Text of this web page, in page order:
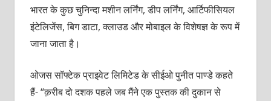
भारत के कुछ चुनिन्दा मशीन लर्निंग, डीप लर्निंग, आर्टिफीसियल
इंटेलिजेंस, बिग डाटा, क्लाउड और मोबाइल के विशेषज्ञ के रूप में
जाना जाता है।
ओजस सॉफ्टेक प्राइवेट लिमिटेड के सीईओ पुनीत पाण्डे कहते
हैं- “क़रीब दो दशक पहले जब मैंने एक पुस्तक की दुकान से